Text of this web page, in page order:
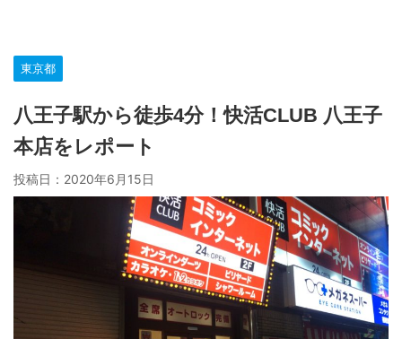
東京都
八王子駅から徒歩4分！快活CLUB 八王子
本店をレポート
投稿日： 2020年6月15日